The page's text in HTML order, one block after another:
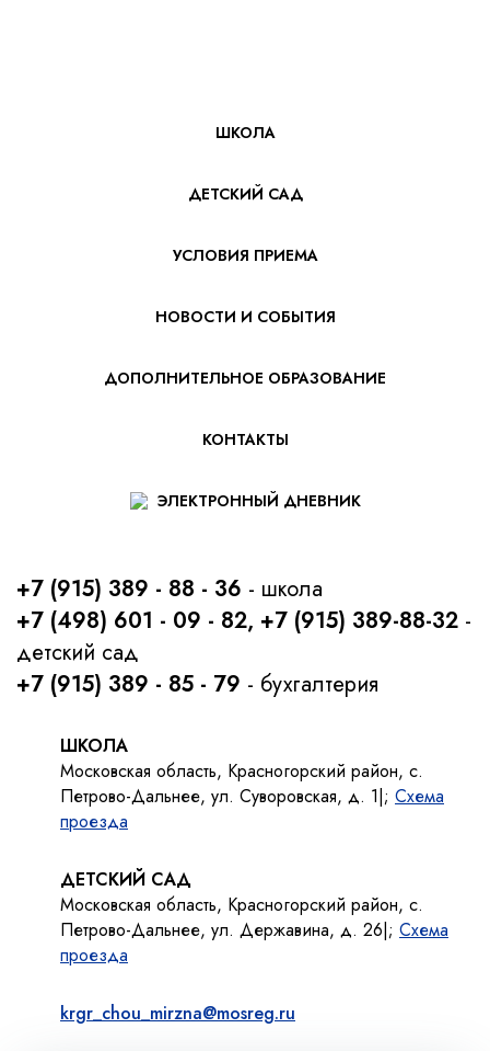
ШКОЛА
ДЕТСКИЙ САД
УСЛОВИЯ ПРИЕМА
НОВОСТИ И СОБЫТИЯ
ДОПОЛНИТЕЛЬНОЕ ОБРАЗОВАНИЕ
КОНТАКТЫ
ЭЛЕКТРОННЫЙ ДНЕВНИК
+7 (915) 389 - 88 - 36 - школа
+7 (498) 601 - 09 - 82, +7 (915) 389-88-32 -
детский сад
+7 (915) 389 - 85 - 79 - бухгалтерия
ШКОЛА
Московская область, Красногорский район, с.
Петрово-Дальнее, ул. Суворовская, д. 1|; Схема
проезда
ДЕТСКИЙ САД
Московская область, Красногорский район, с.
Петрово-Дальнее, ул. Державина, д. 26|; Схема
проезда
krgr_chou_mirzna@mosreg.ru